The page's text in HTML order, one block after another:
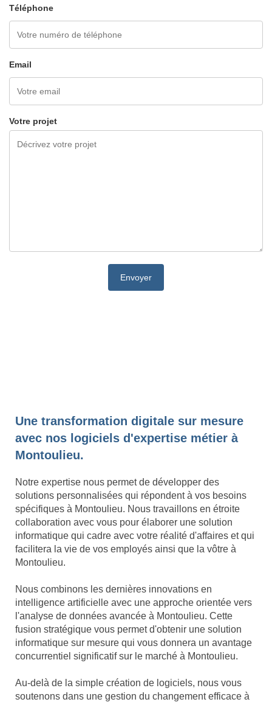
Téléphone
Email
Votre projet
Une transformation digitale sur mesure
avec nos logiciels d'expertise métier à
Montoulieu.
Notre expertise nous permet de développer des
solutions personnalisées qui répondent à vos besoins
spécifiques à Montoulieu. Nous travaillons en étroite
collaboration avec vous pour élaborer une solution
informatique qui cadre avec votre réalité d'affaires et qui
facilitera la vie de vos employés ainsi que la vôtre à
Montoulieu.
Nous combinons les dernières innovations en
intelligence artificielle avec une approche orientée vers
l'analyse de données avancée à Montoulieu. Cette
fusion stratégique vous permet d'obtenir une solution
informatique sur mesure qui vous donnera un avantage
concurrentiel significatif sur le marché à Montoulieu.
Au-delà de la simple création de logiciels, nous vous
soutenons dans une gestion du changement efficace à